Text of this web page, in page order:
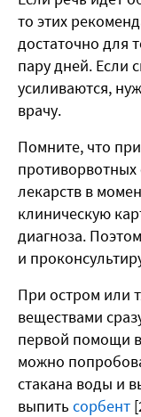
то этих
достаточно для
пару дней. Если
усиливаются,
врачу.
Помните, что
противорвотных
лекарств в
клиническую
диагноза.
и
При остром или
веществами
первой помощи
можно
стакана воды и
выпить сорбент